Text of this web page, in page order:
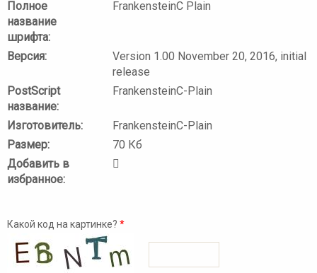
Полное
название
шрифта:
FrankensteinC Plain
Версия:
Version 1.00 November 20, 2016, initial
release
PostScript
название:
FrankensteinC-Plain
Изготовитель:
FrankensteinC-Plain
Размер:
70 Кб
Добавить в
избранное:
Какой код на картинке? *